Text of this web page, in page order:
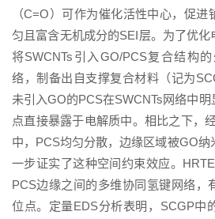
（C=O）可作为催化活性中心，促
匀且富含无机成分的SEI层。为了优
将SWCNTs引入GO/PCS复合结构
络，制备出自支撑复合材料（记为
未引入GO的PCS在SWCNTs网络中
点直接暴露于电解质中。相比之下，
中，PCS均匀分散，边缘区域被GO
一步证实了这种空间约束效应。
PCS边缘之间的多维协同氢键网络，
位点。定量EDS分析表明，SCGP中